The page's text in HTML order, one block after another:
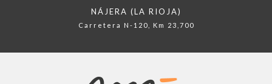
NÁJERA (LA RIOJA)
Carretera N-120, Km 23,700